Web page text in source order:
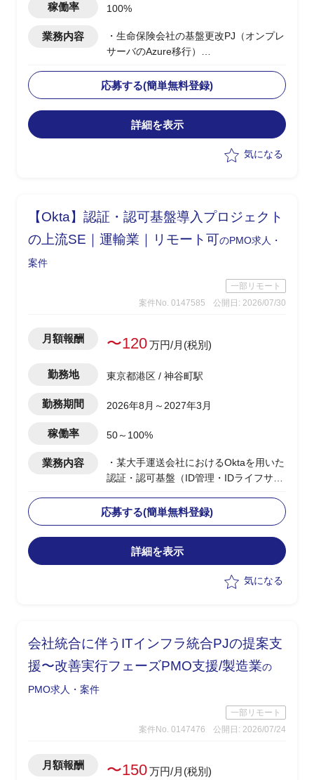
稼働率 100%
業務内容
・生命保険会社の基盤更改PJ（オンプレ
サーバのAzure移行）
ての参画
・工程スケジュール：2026年7月より要
件定義開始、2028年5月頃の本番切替を
目標に、設計・構築・テスト・移行の各
・チーム全体の推進、顧客・関係者との
・課題・リスクの早期把握と対応による
品質・納期の確保
応募する(簡単無料登録)
詳細を表示
気になる
【Okta】認証・認可基盤導入プロジェクト
の上流SE｜運輸業｜リモート可のPMO求人・
案件
一部リモート
案件No. 0147585
公開日: 2026/07/30
月額報酬 〜120万円/月(税別)
勤務地 東京都港区 / 神谷町駅
勤務期間 2026年8月～2027年3月
稼働率 50～100%
業務内容
・某大手運送会社におけるOktaを用いた
認証・認可基盤（ID管理・IDライフサイ
・ベンダー側の上流SE／PL・アーキテ
クトクラス
※知見あるメンバークラスも可
・IDフロー概要の整理・要件定義のリー
・9月以降の詳細設計・POC（機能検
・技術実装のレビュー・統制
・ToBe像の策定、運用設計、役割分担の
応募する(簡単無料登録)
詳細を表示
気になる
会社統合に伴うITインフラ統合PJの提案支
援〜改善実行フェーズPMO支援/製造業の
PMO求人・案件
一部リモート
案件No. 0147476
公開日: 2026/07/24
月額報酬 〜150万円/月(税別)